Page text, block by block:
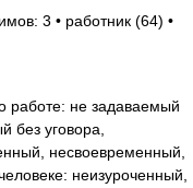
3 • работник (64) •
не задаваемый
без уговора,
несвоевременный,
неизуроченный,